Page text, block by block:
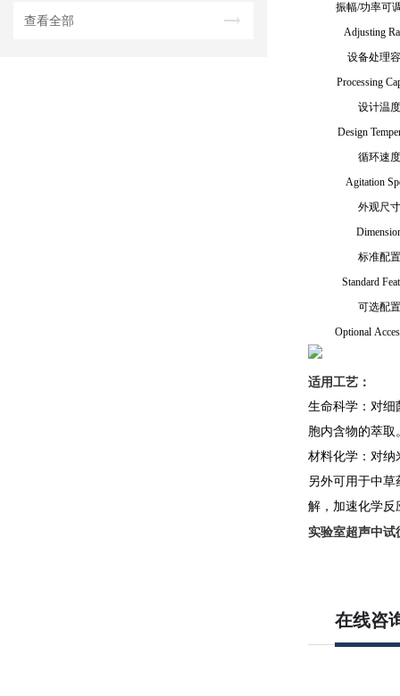
查看全部
振幅/功率可
Adjusting
设备处理
Processing
设计温度
Design
循环速度
Agitation
外观尺寸
标准配置
Standard
可选配置
Optional
适用工艺：
生命科学：对细
胞内含物的萃取
材料化学：对纳
另外可用于中
解，加速化学反
实验室超声中试
在线咨